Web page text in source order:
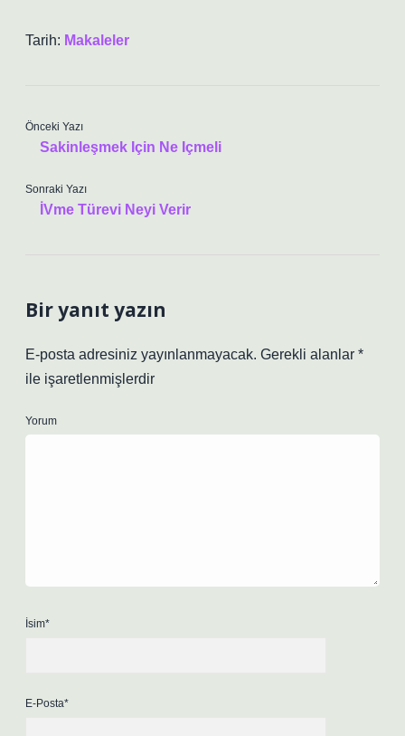
Tarih: Makaleler
Önceki Yazı
Sakinleşmek Için Ne Içmeli
Sonraki Yazı
İVme Türevi Neyi Verir
Bir yanıt yazın
E-posta adresiniz yayınlanmayacak. Gerekli alanlar *
ile işaretlenmişlerdir
Yorum
İsim*
E-Posta*